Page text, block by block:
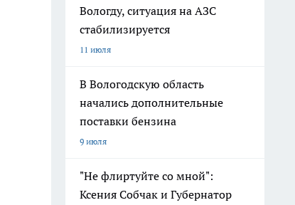
Вологду, ситуация на АЗС
стабилизируется
11 июля
В Вологодскую область
начались дополнительные
поставки бензина
9 июля
"Не флиртуйте со мной":
Ксения Собчак и Губернатор